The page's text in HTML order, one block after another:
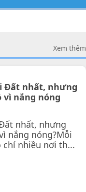
Xem thêm
Đất nhất, nhưng
vì nắng nóng
nhất, nhưng
nắng nóng?Mỗi
chí nhiều nơi th...